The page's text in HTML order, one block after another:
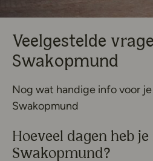
Veelgestelde
Swakopmund
Nog wat handige info voor
Swakopmund
Hoeveel dagen heb
Swakopmund?